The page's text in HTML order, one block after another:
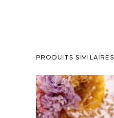
PRODUITS SIMILAIRES